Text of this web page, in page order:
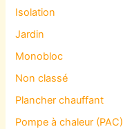
Isolation
Jardin
Monobloc
Non classé
Plancher chauffant
Pompe à chaleur (PAC)